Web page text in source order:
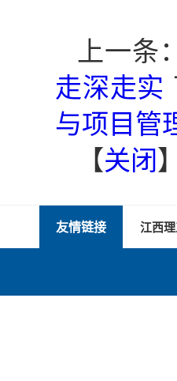
上一条：
走深走实
与项目管
【关闭】
友情链接 江西